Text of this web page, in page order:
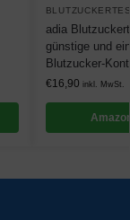
adia
günstige und
Blutzucker-
€16,90 inkl. MwSt.